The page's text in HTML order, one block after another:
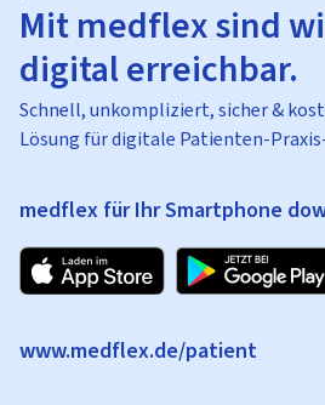
Mit medflex sind
digital erreichbar.
Schnell, unkompliziert, sicher &
Lösung für digitale Patienten-
medflex für Ihr Smartphone
www.medflex.de/patient